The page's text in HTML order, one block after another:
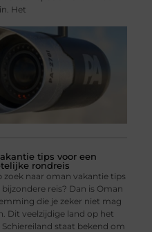
Het
tips voor een
rondreis
zoek naar oman vakantie tips
reis? Dan is Oman
die je zeker niet mag
Dit veelzijdige land op het
Schiereiland staat bekend om